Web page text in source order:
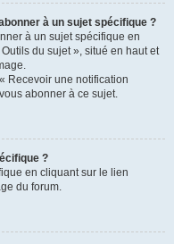
à un sujet spécifique ?
à un sujet spécifique en
du sujet », situé en haut et
Recevoir une notification
abonner à ce sujet.
?
en cliquant sur le lien
du forum.